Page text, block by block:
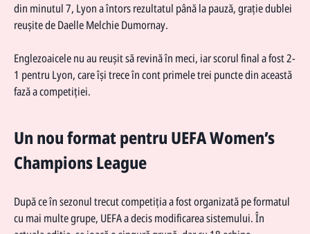
din minutul 7, Lyon a întors rezultatul până la pauză, grație dublei
reușite de Daelle Melchie Dumornay.
Englezoaicele nu au reușit să revină în meci, iar scorul final a fost 2-
1 pentru Lyon, care își trece în cont primele trei puncte din această
fază a competiției.
Un nou format pentru UEFA Women’s
Champions League
După ce în sezonul trecut competiția a fost organizată pe formatul
cu mai multe grupe, UEFA a decis modificarea sistemului. În